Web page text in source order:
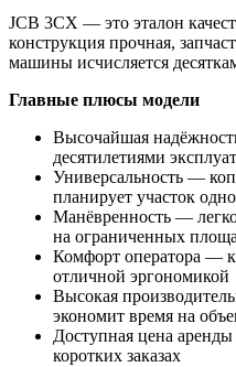
JCB 3CX — это эталон
конструкция прочная,
машины исчисляется
Главные плюсы модели
Высочайшая
десятилетиями
Универсальность —
планирует участок
Манёвренность —
на ограниченных
Комфорт оператора —
отличной эргономикой
Высокая
экономит время на
Доступная цена
коротких заказах